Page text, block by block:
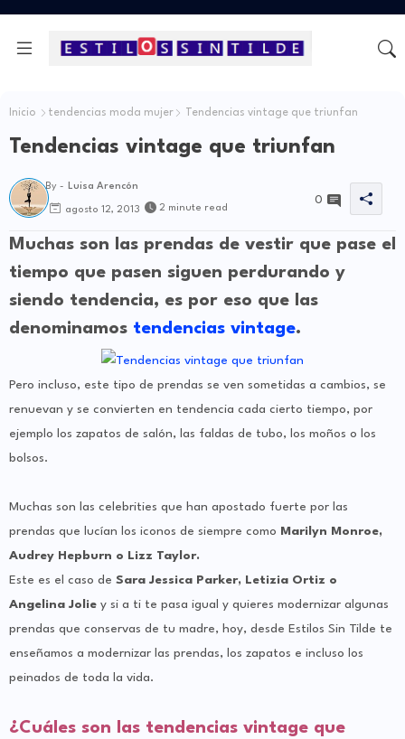
Inicio tendencias moda mujer Tendencias vintage que triunfan
Tendencias vintage que triunfan
By - Luisa Arencón
agosto 12, 2013 2 minute read
0
Muchas son las prendas de vestir que pase el
tiempo que pasen siguen perdurando y
siendo tendencia, es por eso que las
denominamos tendencias vintage.
Pero incluso, este tipo de prendas se ven sometidas a cambios, se
renuevan y se convierten en tendencia cada cierto tiempo, por
ejemplo los zapatos de salón, las faldas de tubo, los moños o los
bolsos.
Muchas son las celebrities que han apostado fuerte por las
prendas que lucían los iconos de siempre como Marilyn Monroe,
Audrey Hepburn o Lizz Taylor.
Este es el caso de Sara Jessica Parker, Letizia Ortiz o
Angelina Jolie y si a ti te pasa igual y quieres modernizar algunas
prendas que conservas de tu madre, hoy, desde Estilos Sin Tilde te
enseñamos a modernizar las prendas, los zapatos e incluso los
peinados de toda la vida.
¿Cuáles son las tendencias vintage que